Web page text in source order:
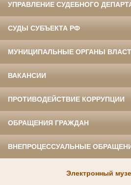
УПРАВЛЕНИЕ СУДЕБНОГО
СУДЫ СУБЪЕКТА РФ
МУНИЦИПАЛЬНЫЕ ОРГАНЫ
ВАКАНСИИ
ПРОТИВОДЕЙСТВИЕ КОРРУПЦИИ
ОБРАЩЕНИЯ ГРАЖДАН
ВНЕПРОЦЕССУАЛЬНЫЕ
Электронный